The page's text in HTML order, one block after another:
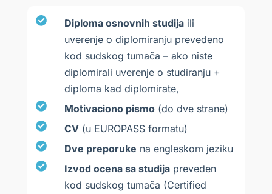
Diploma osnovnih studija ili
uverenje o diplomiranju prevedeno
kod sudskog tumača – ako niste
diplomirali uverenje o studiranju +
diploma kad diplomirate,
Motivaciono pismo (do dve strane)
CV (u EUROPASS formatu)
Dve preporuke na engleskom jeziku
Izvod ocena sa studija preveden
kod sudskog tumača (Certified